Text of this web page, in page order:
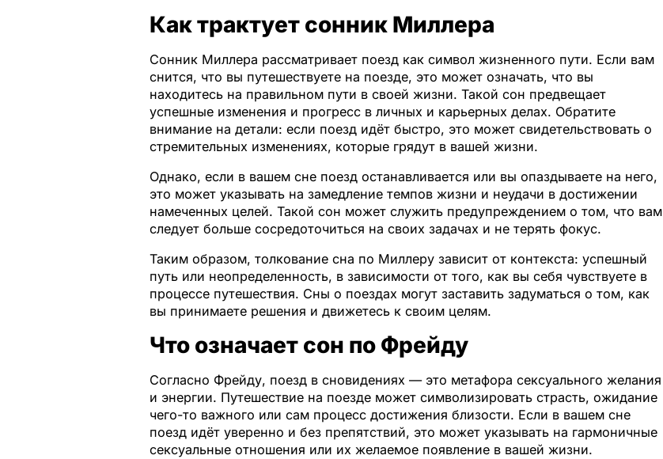
Как трактует сонник Миллера
Сонник Миллера рассматривает поезд как символ жизненного пути. Если вам
снится, что вы путешествуете на поезде, это может означать, что вы
находитесь на правильном пути в своей жизни. Такой сон предвещает
успешные изменения и прогресс в личных и карьерных делах. Обратите
внимание на детали: если поезд идёт быстро, это может свидетельствовать о
стремительных изменениях, которые грядут в вашей жизни.
Однако, если в вашем сне поезд останавливается или вы опаздываете на него,
это может указывать на замедление темпов жизни и неудачи в достижении
намеченных целей. Такой сон может служить предупреждением о том, что вам
следует больше сосредоточиться на своих задачах и не терять фокус.
Таким образом, толкование сна по Миллеру зависит от контекста: успешный
путь или неопределенность, в зависимости от того, как вы себя чувствуете в
процессе путешествия. Сны о поездах могут заставить задуматься о том, как
вы принимаете решения и движетесь к своим целям.
Что означает сон по Фрейду
Согласно Фрейду, поезд в сновидениях — это метафора сексуального желания
и энергии. Путешествие на поезде может символизировать страсть, ожидание
чего-то важного или сам процесс достижения близости. Если в вашем сне
поезд идёт уверенно и без препятствий, это может указывать на гармоничные
сексуальные отношения или их желаемое появление в вашей жизни.